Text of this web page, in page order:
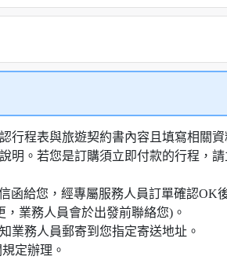
行程表與旅遊契約書內容且填寫相關
明。若您是訂購須立即付款的行程，
函給您，經專屬服務人員訂單確認
業務人員會於出發前聯絡您)。
業務人員郵寄到您指定寄送地址。
定辦理。